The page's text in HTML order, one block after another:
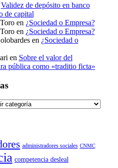
Validez de depósito en banco
de capital
en ¿Sociedad o Empresa?
en ¿Sociedad o Empresa?
en ¿Sociedad o
en Sobre el valor del
pública como «traditio ficta»
administradores sociales CNMC
competencia desleal